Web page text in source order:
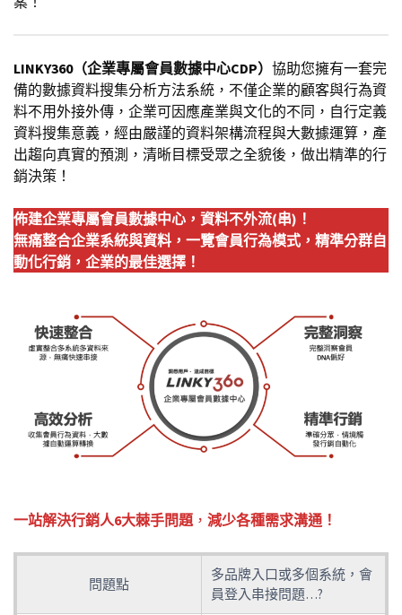
LINKY360（企業專屬會員數據中心CDP） 協助您擁有一套完
備的數據資料搜集分析方法系統，不僅企業的顧客與行為資
料不用外接外傳，企業可因應產業與文化的不同，自行定義
資料搜集意義，經由嚴謹的資料架構流程與大數據運算，產
出趨向真實的預測，清晰目標受眾之全貌後，做出精準的行
銷決策！
佈建企業專屬會員數據中心，資料不外流(串)！
無痛整合企業系統與資料，一覽會員行為模式，精準分群自
動化行銷，企業的最佳選擇！
一站解決行銷人6大棘手問題， 減少各種需求溝通！
問題點
多品牌入口或多個系統，會
員登入串接問題…?